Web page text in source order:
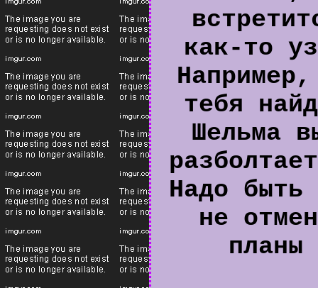
как-то
тебя
Шельма
Надо быть
не